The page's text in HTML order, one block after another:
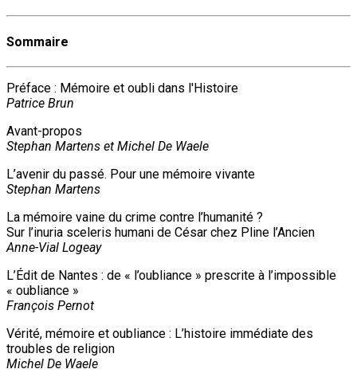
Sommaire
Préface : Mémoire et oubli dans l'Histoire
Patrice Brun
Avant-propos
Stephan Martens et Michel De Waele
L’avenir du passé. Pour une mémoire vivante
Stephan Martens
La mémoire vaine du crime contre l’humanité ?
Sur l’inuria sceleris humani de César chez Pline l’Ancien
Anne-Vial Logeay
L’Édit de Nantes : de « l’oubliance » prescrite à l’impossible
« oubliance »
François Pernot
Vérité, mémoire et oubliance : L’histoire immédiate des
troubles de religion
Michel De Waele